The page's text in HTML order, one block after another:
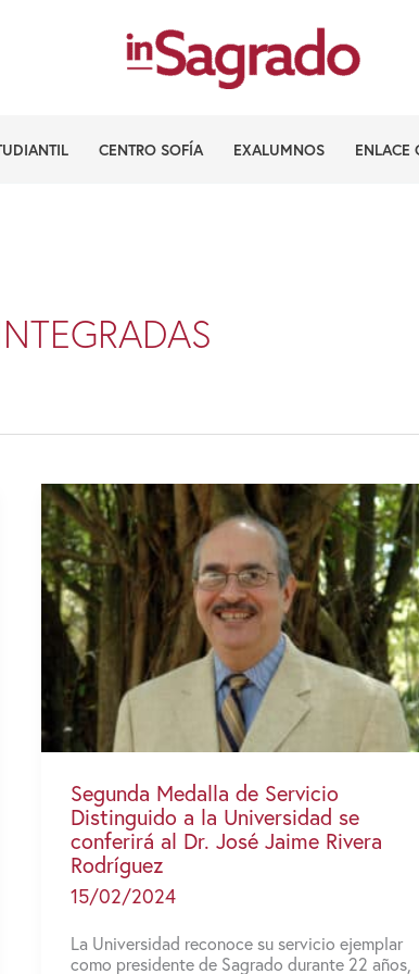
CENTRO SOFÍA EXALUMNOS ENLACE
Segunda Medalla de Servicio
Distinguido a la Universidad se
conferirá al Dr. José Jaime Rivera
Rodríguez
15/02/2024
La Universidad reconoce su servicio ejemplar
como presidente de Sagrado durante 22 años,